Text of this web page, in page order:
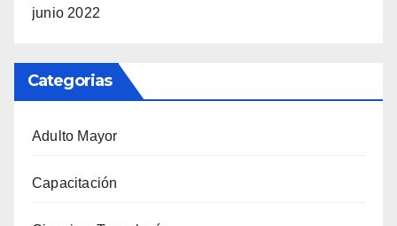
junio 2022
Categorias
Adulto Mayor
Capacitación